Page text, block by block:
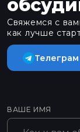
Свяжемся с
как лучше
Телеграм
ВАШЕ ИМЯ